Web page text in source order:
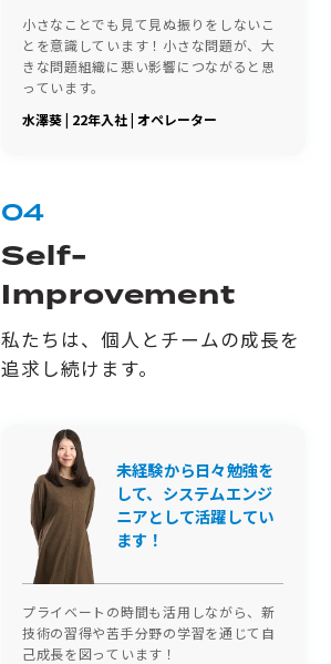
小さなことでも見て見ぬ振りをしないこ
とを意識しています！小さな問題が、大
きな問題組織に悪い影響につながると思
っています。
水澤葵 | 22年入社 | オペレーター
04
Self-
Improvement
私たちは、個人とチームの成長を
追求し続けます。
未経験から日々勉強を
して、システムエンジ
ニアとして活躍してい
ます！
プライベートの時間も活用しながら、新
技術の習得や苦手分野の学習を通じて自
己成長を図っています！